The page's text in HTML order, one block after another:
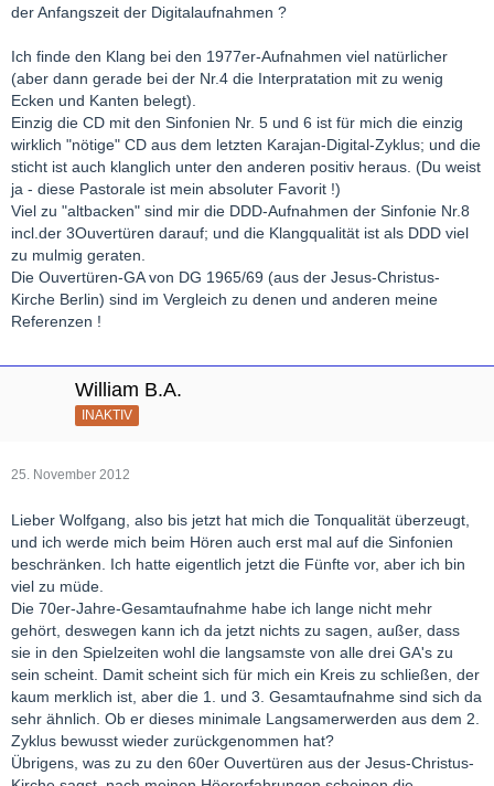
der Anfangszeit der Digitalaufnahmen ?
Ich finde den Klang bei den 1977er-Aufnahmen viel natürlicher
(aber dann gerade bei der Nr.4 die Interpratation mit zu wenig
Ecken und Kanten belegt).
Einzig die CD mit den Sinfonien Nr. 5 und 6 ist für mich die einzig
wirklich "nötige" CD aus dem letzten Karajan-Digital-Zyklus; und die
sticht ist auch klanglich unter den anderen positiv heraus. (Du weist
ja - diese Pastorale ist mein absoluter Favorit !)
Viel zu "altbacken" sind mir die DDD-Aufnahmen der Sinfonie Nr.8
incl.der 3Ouvertüren darauf; und die Klangqualität ist als DDD viel
zu mulmig geraten.
Die Ouvertüren-GA von DG 1965/69 (aus der Jesus-Christus-
Kirche Berlin) sind im Vergleich zu denen und anderen meine
Referenzen !
William B.A.
INAKTIV
25. November 2012
Lieber Wolfgang, also bis jetzt hat mich die Tonqualität überzeugt,
und ich werde mich beim Hören auch erst mal auf die Sinfonien
beschränken. Ich hatte eigentlich jetzt die Fünfte vor, aber ich bin
viel zu müde.
Die 70er-Jahre-Gesamtaufnahme habe ich lange nicht mehr
gehört, deswegen kann ich da jetzt nichts zu sagen, außer, dass
sie in den Spielzeiten wohl die langsamste von alle drei GA's zu
sein scheint. Damit scheint sich für mich ein Kreis zu schließen, der
kaum merklich ist, aber die 1. und 3. Gesamtaufnahme sind sich da
sehr ähnlich. Ob er dieses minimale Langsamerwerden aus dem 2.
Zyklus bewusst wieder zurückgenommen hat?
Übrigens, was zu zu den 60er Ouvertüren aus der Jesus-Christus-